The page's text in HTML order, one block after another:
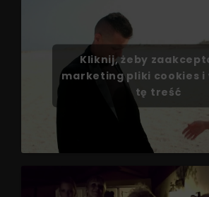
Kliknij, żeby
marketing pliki cookies i
tę treść